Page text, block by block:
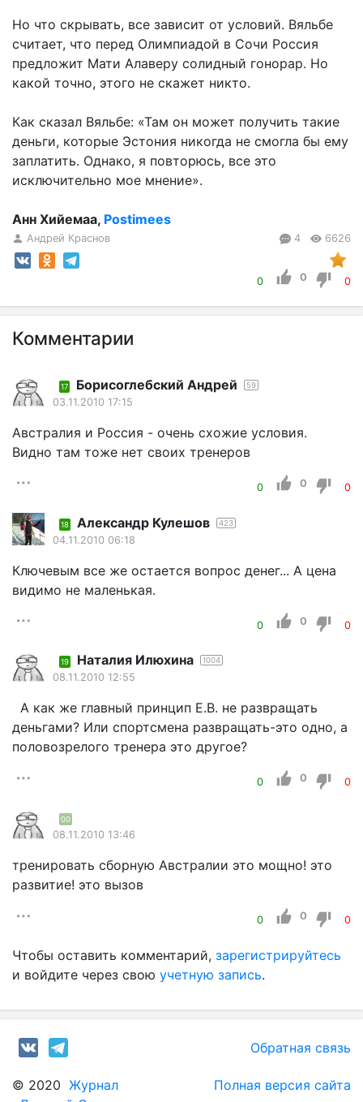
Но что скрывать, все зависит от условий. Вяльбе
считает, что перед Олимпиадой в Сочи Россия
предложит Мати Алаверу солидный гонорар. Но
какой точно, этого не скажет никто.
Как сказал Вяльбе: «Там он может получить такие
деньги, которые Эстония никогда не смогла бы ему
заплатить. Однако, я повторюсь, все это
исключительно мое мнение».
Aнн Хийемаа, Postimees
Андрей Краснов 4 6626
0 0 0
Комментарии
17 Борисоглебский Андрей 59
03.11.2010 17:15
Австралия и Россия - очень схожие условия.
Видно там тоже нет своих тренеров
0 0 0
18 Александр Кулешов 423
04.11.2010 06:18
Ключевым все же остается вопрос денег... А цена
видимо не маленькая.
0 0 0
19 Наталия Илюхина 1004
08.11.2010 12:55
А как же главный принцип Е.В. не развращать
деньгами? Или спортсмена развращать-это одно, а
половозрелого тренера это другое?
0 0 0
00
08.11.2010 13:46
тренировать сборную Австралии это мощно! это
развитие! это вызов
0 0 0
Чтобы оставить комментарий, зарегистрируйтесь
и войдите через свою учетную запись.
Обратная связь
© 2020 Журнал
Полная версия сайта